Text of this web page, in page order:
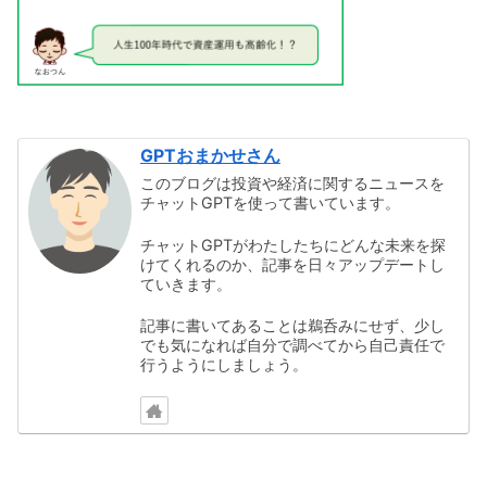
GPTおまかせさん
このブログは投資や経済に関するニュースを
チャットGPTを使って書いています。
チャットGPTがわたしたちにどんな未来を探
けてくれるのか、記事を日々アップデートし
ていきます。
記事に書いてあることは鵜呑みにせず、少し
でも気になれば自分で調べてから自己責任で
行うようにしましょう。